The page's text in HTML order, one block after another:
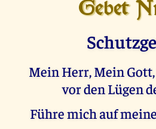
Gebet
Mein Herr, Mein
vor den Lügen
Führe mich auf